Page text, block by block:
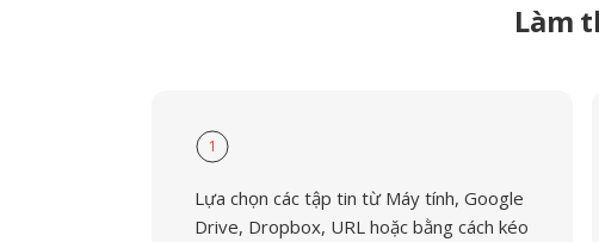
Làm
1
Lựa chọn các tập tin từ Máy tính, Google
Drive, Dropbox, URL hoặc bằng cách kéo